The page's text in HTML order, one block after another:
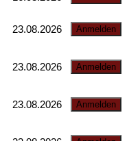
23.08.2026
23.08.2026
23.08.2026